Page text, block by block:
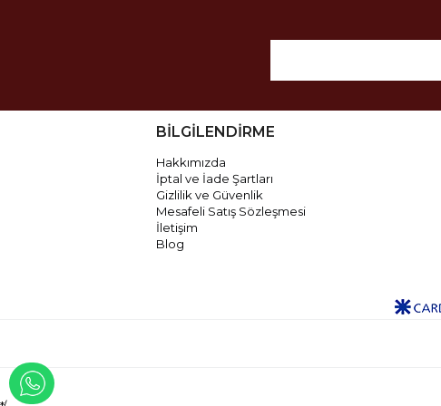
BİLGİLENDİRME
Hakkımızda
İptal ve İade Şartları
Gizlilik ve Güvenlik
Mesafeli Satış Sözleşmesi
İletişim
Blog